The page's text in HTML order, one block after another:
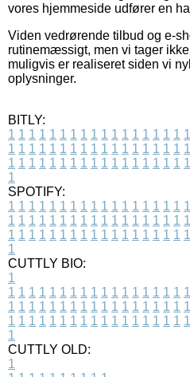
vores hjemmeside udfører en
Viden vedrørende tilbud og e-
rutinemæssigt, men vi tager
muligvis er realiseret siden vi
oplysninger.
BITLY:
1 1 1 1 1 1 1 1 1 1 1 1 1 1 1 1 1 1
1 1 1 1 1 1 1 1 1 1 1 1 1 1 1 1 1 1
1 1 1 1 1 1 1 1 1 1 1 1 1 1 1 1 1 1
1
SPOTIFY:
1 1 1 1 1 1 1 1 1 1 1 1 1 1 1 1 1 1
1 1 1 1 1 1 1 1 1 1 1 1 1 1 1 1 1 1
1 1 1 1 1 1 1 1 1 1 1 1 1 1 1 1 1 1
1
CUTTLY BIO:
1
1 1 1 1 1 1 1 1 1 1 1 1 1 1 1 1 1 1
1 1 1 1 1 1 1 1 1 1 1 1 1 1 1 1 1 1
1 1 1 1 1 1 1 1 1 1 1 1 1 1 1 1 1 1
1
CUTTLY OLD:
1